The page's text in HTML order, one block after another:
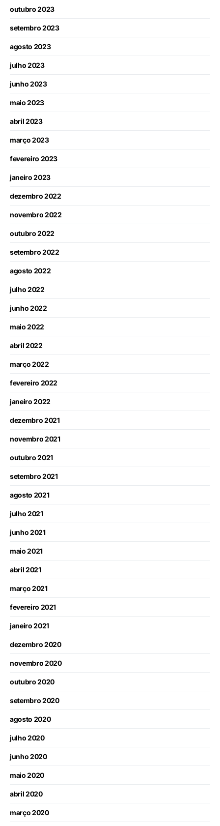
outubro 2023
setembro 2023
agosto 2023
julho 2023
junho 2023
maio 2023
abril 2023
março 2023
fevereiro 2023
janeiro 2023
dezembro 2022
novembro 2022
outubro 2022
setembro 2022
agosto 2022
julho 2022
junho 2022
maio 2022
abril 2022
março 2022
fevereiro 2022
janeiro 2022
dezembro 2021
novembro 2021
outubro 2021
setembro 2021
agosto 2021
julho 2021
junho 2021
maio 2021
abril 2021
março 2021
fevereiro 2021
janeiro 2021
dezembro 2020
novembro 2020
outubro 2020
setembro 2020
agosto 2020
julho 2020
junho 2020
maio 2020
abril 2020
março 2020